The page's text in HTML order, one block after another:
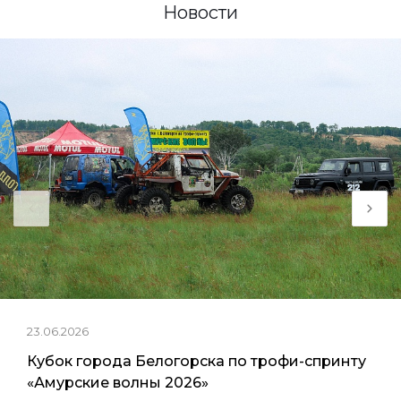
Новости
23.06.2026
Кубок города Белогорска по трофи-спринту
«Амурские волны 2026»